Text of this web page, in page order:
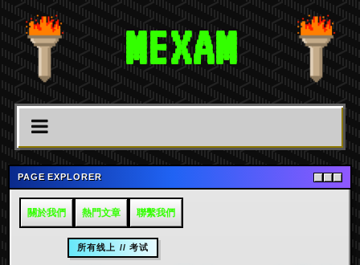
MEXAM
PAGE EXPLORER
關於我們 熱門文章 聯繫我們
所有线上 // 考试